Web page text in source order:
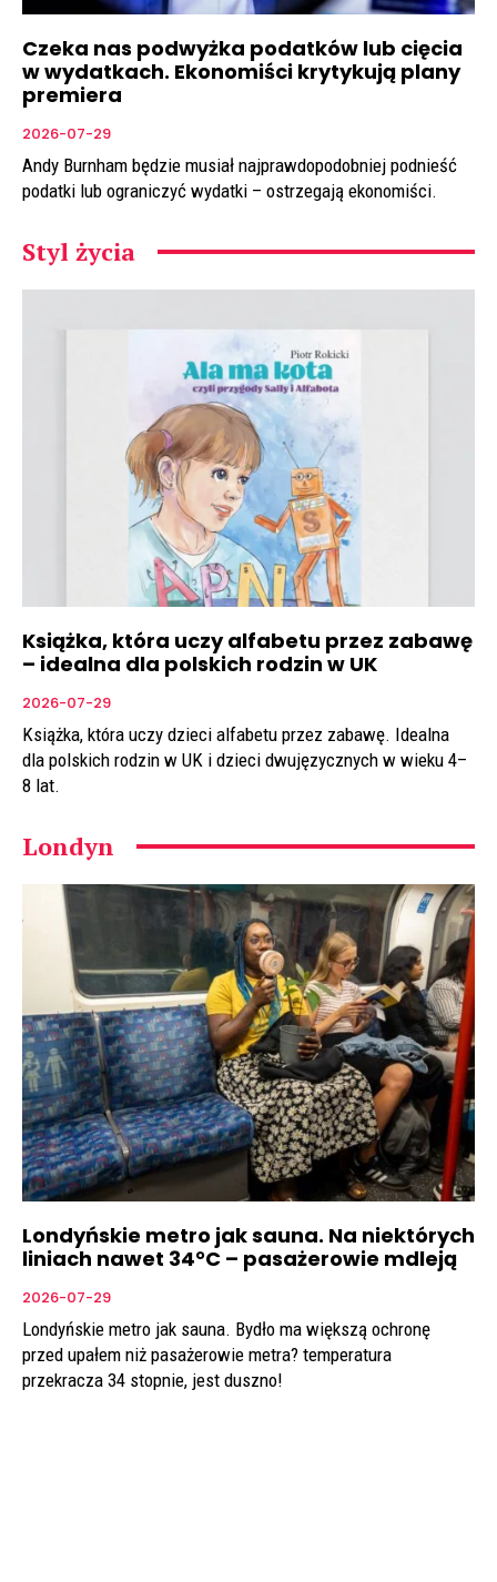
Czeka nas podwyżka podatków lub cięcia
w wydatkach. Ekonomiści krytykują plany
premiera
2026-07-29
Andy Burnham będzie musiał najprawdopodobniej podnieść
podatki lub ograniczyć wydatki – ostrzegają ekonomiści.
Styl życia
Książka, która uczy alfabetu przez zabawę
– idealna dla polskich rodzin w UK
2026-07-29
Książka, która uczy dzieci alfabetu przez zabawę. Idealna
dla polskich rodzin w UK i dzieci dwujęzycznych w wieku 4–
8 lat.
Londyn
Londyńskie metro jak sauna. Na niektórych
liniach nawet 34°C – pasażerowie mdleją
2026-07-29
Londyńskie metro jak sauna. Bydło ma większą ochronę
przed upałem niż pasażerowie metra? temperatura
przekracza 34 stopnie, jest duszno!